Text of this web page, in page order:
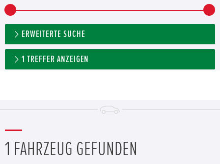
ERWEITERTE SUCHE
1 TREFFER ANZEIGEN
1 FAHRZEUG GEFUNDEN